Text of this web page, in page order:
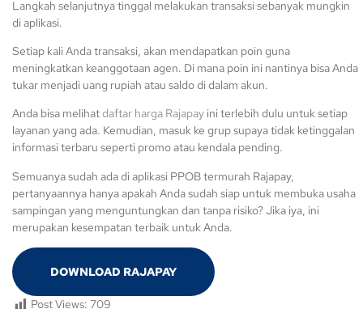
Langkah selanjutnya tinggal melakukan transaksi sebanyak mungkin
di aplikasi.
Setiap kali Anda transaksi, akan mendapatkan poin guna
meningkatkan keanggotaan agen. Di mana poin ini nantinya bisa Anda
tukar menjadi uang rupiah atau saldo di dalam akun.
Anda bisa melihatdaftar harga Rajapay ini terlebih dulu untuk setiap
layanan yang ada. Kemudian, masuk ke grup supaya tidak ketinggalan
informasi terbaru seperti promo atau kendala pending.
Semuanya sudah ada di aplikasi PPOB termurah Rajapay,
pertanyaannya hanya apakah Anda sudah siap untuk membuka usaha
sampingan yang menguntungkan dan tanpa risiko? Jika iya, ini
merupakan kesempatan terbaik untuk Anda.
DOWNLOAD RAJAPAY
Post Views: 709